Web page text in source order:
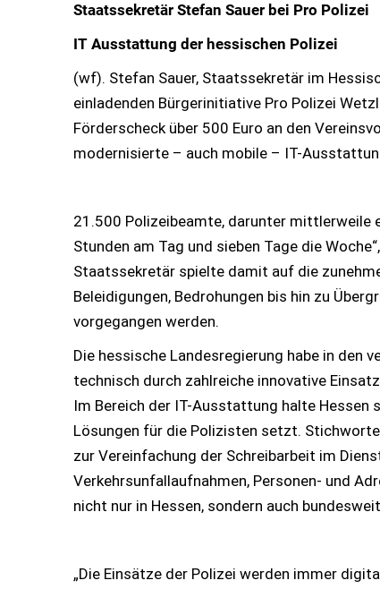
Staatssekretär Stefan Sauer bei Pro Polizei
IT Ausstattung der hessischen Polizei
(wf). Stefan Sauer, Staatssekretär im
einladenden Bürgerinitiative Pro Polizei
Förderscheck über 500 Euro an den
modernisierte – auch mobile – IT-
21.500 Polizeibeamte, darunter mittlerweile
Stunden am Tag und sieben Tage die
Staatssekretär spielte damit auf die
Beleidigungen, Bedrohungen bis hin zu
vorgegangen werden.
Die hessische Landesregierung habe in den
technisch durch zahlreiche innovative
Im Bereich der IT-Ausstattung halte Hessen
Lösungen für die Polizisten setzt.
zur Vereinfachung der Schreibarbeit im
Verkehrsunfallaufnahmen, Personen- und
nicht nur in Hessen, sondern auch
„Die Einsätze der Polizei werden immer